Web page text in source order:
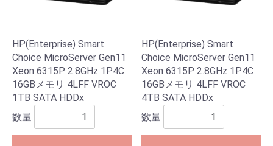
HP(Enterprise) Smart
Choice MicroServer Gen11
Xeon 6315P 2.8GHz 1P4C
16GBメモリ 4LFF VROC
1TB SATA HDDx
数量
HP(Enterprise) Smart
Choice MicroServer Gen11
Xeon 6315P 2.8GHz 1P4C
16GBメモリ 4LFF VROC
4TB SATA HDDx
数量